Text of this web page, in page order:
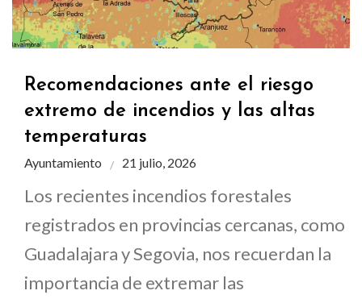
Recomendaciones ante el riesgo
extremo de incendios y las altas
temperaturas
Ayuntamiento 21 julio, 2026
Los recientes incendios forestales
registrados en provincias cercanas, como
Guadalajara y Segovia, nos recuerdan la
importancia de extremar las